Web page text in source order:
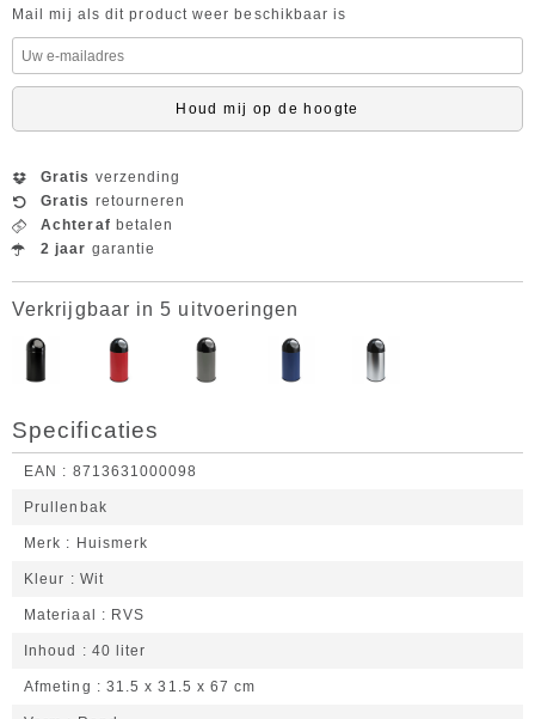
Mail mij als dit product weer beschikbaar is
Houd mij op de hoogte
Gratis verzending
Gratis retourneren
Achteraf betalen
2 jaar garantie
Verkrijgbaar in 5 uitvoeringen
Specificaties
EAN 8713631000098
Prullenbak
Merk Huismerk
Kleur Wit
Materiaal RVS
Inhoud 40 liter
Afmeting 31.5 x 31.5 x 67 cm